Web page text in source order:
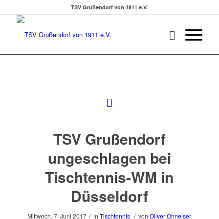
TSV Grußendorf von 1911 e.V.
TSV Grußendorf
ungeschlagen bei
Tischtennis-WM in
Düsseldorf
Mittwoch, 7. Juni 2017 / inTischtennis / vonOliver Ohneiser